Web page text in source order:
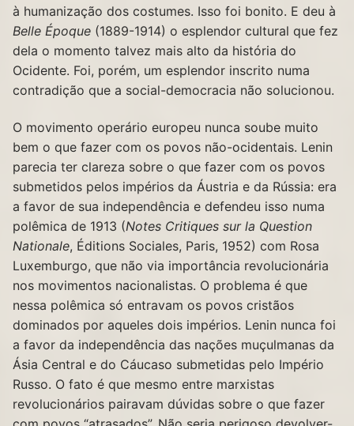
à humanização dos costumes. Isso foi bonito. E deu à
Belle Époque (1889-1914) o esplendor cultural que fez
dela o momento talvez mais alto da história do
Ocidente. Foi, porém, um esplendor inscrito numa
contradição que a social-democracia não solucionou.
O movimento operário europeu nunca soube muito
bem o que fazer com os povos não-ocidentais. Lenin
parecia ter clareza sobre o que fazer com os povos
submetidos pelos impérios da Áustria e da Rússia: era
a favor de sua independência e defendeu isso numa
polêmica de 1913 (Notes Critiques sur la Question
Nationale, Éditions Sociales, Paris, 1952) com Rosa
Luxemburgo, que não via importância revolucionária
nos movimentos nacionalistas. O problema é que
nessa polêmica só entravam os povos cristãos
dominados por aqueles dois impérios. Lenin nunca foi
a favor da independência das nações muçulmanas da
Ásia Central e do Cáucaso submetidas pelo Império
Russo. O fato é que mesmo entre marxistas
revolucionários pairavam dúvidas sobre o que fazer